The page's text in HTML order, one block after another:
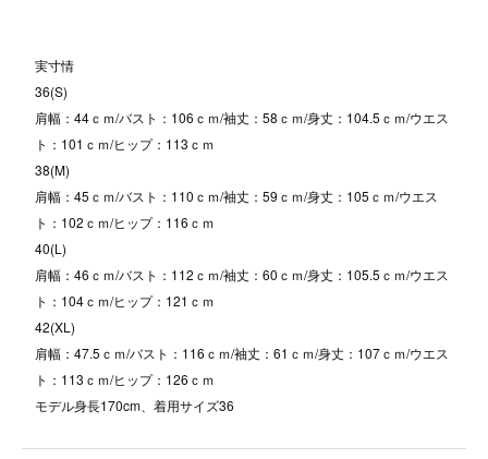
実寸情
36(S)
肩幅：44ｃｍ/バスト：106ｃｍ/袖丈：58ｃｍ/身丈：104.5ｃｍ/ウエス
ト：101ｃｍ/ヒップ：113ｃｍ
38(M)
肩幅：45ｃｍ/バスト：110ｃｍ/袖丈：59ｃｍ/身丈：105ｃｍ/ウエス
ト：102ｃｍ/ヒップ：116ｃｍ
40(L)
肩幅：46ｃｍ/バスト：112ｃｍ/袖丈：60ｃｍ/身丈：105.5ｃｍ/ウエス
ト：104ｃｍ/ヒップ：121ｃｍ
42(XL)
肩幅：47.5ｃｍ/バスト：116ｃｍ/袖丈：61ｃｍ/身丈：107ｃｍ/ウエス
ト：113ｃｍ/ヒップ：126ｃｍ
モデル身長170cm、着用サイズ36